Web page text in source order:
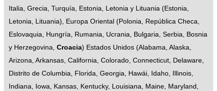
Italia, Grecia, Turquía, Estonia, Letonia y Lituania (Estonia,
Letonia, Lituania), Europa Oriental (Polonia, República Checa,
Eslovaquia, Hungría, Rumania, Ucrania, Bulgaria, Serbia, Bosnia
y Herzegovina, Croacia) Estados Unidos (Alabama, Alaska,
Arizona, Arkansas, California, Colorado, Connecticut, Delaware,
Distrito de Columbia, Florida, Georgia, Hawái, Idaho, Illinois,
Indiana, Iowa, Kansas, Kentucky, Louisiana, Maine, Maryland ,